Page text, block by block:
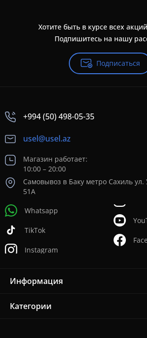
Хотите быть в курсе всех
Подпишитесь на нашу
Подписаться
+994 (50) 498-05-35
usel@usel.az
Магазин работает:
10:00 – 20:00
Самовывоз в Баку метро Сахиль
51А
Whatsapp
TikTok
Instagram
Информация
Категории